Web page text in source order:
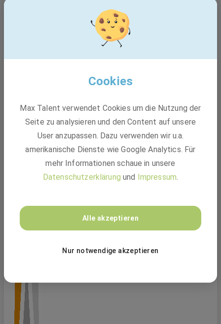
Energietechnik / Power Quality (m/w/d)
Cookies
Max Talent verwendet Cookies um die Nutzung der
Seite zu analysieren und den Content auf unsere
User anzupassen. Dazu verwenden wir u.a.
amerikanische Dienste wie Google Analytics. Für
mehr Informationen schaue in unsere
Datenschutzerklärung und Impressum.
Alle akzeptieren
Nur notwendige akzeptieren